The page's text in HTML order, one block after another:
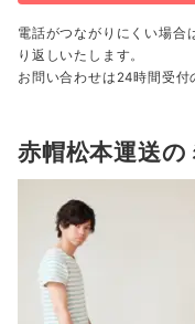
電話がつながりにくい場合
り返しいたします。
お問い合わせは24時間受付
赤帽松本運送